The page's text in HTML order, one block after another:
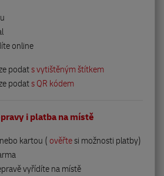
online
podats vytištěným štítkem
podats QR kódem
i platba na místě
kartou ( ověřtesi možnosti platby)
vyřídíte na místě